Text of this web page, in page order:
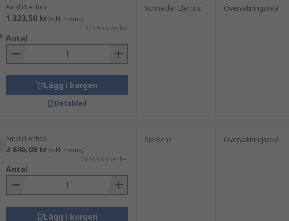
och ändamålsenligt.
utlösa larm eller åtgärder om de överstiger en
att belysningssystem fungerar säkert och effektivt.
för att övervaka spännings-, ström- och
till att säkerställa att system för förnybar energi
Antal (1 enhet)
1 323,50 kr(exkl. moms)
1 323,50 kr/enhet
Antal
Lägg i korgen
Datablad
Schneider Electric Övervakningsrelä
Antal (1 enhet)
3 846,08 kr(exkl. moms)
3 846,08 kr/enhet
Antal
Lägg i korgen
Siemens Övervakningsrelä